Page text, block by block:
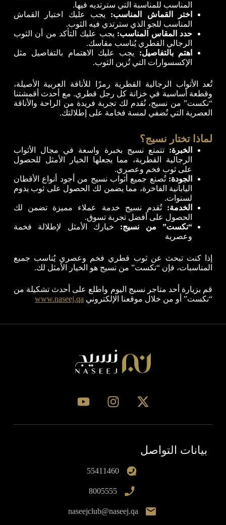
المناسب للمناسبة التي سترتديه فيها.
اختر القماش المناسب: يجب عليك اختيار القماش
المناسب للجو الذي سترتدي فيه الثوب.
حدد المقاس المناسب: يجب عليك التأكد من أن الثوب
الرجالي القطري يُناسب مقاسك.
اهتم بالتفاصيل: يجب عليك الاهتمام بالتفاصيل مثل
الإكسسوارات التي تُزين الثوب.
تُعد الأثواب الرجالية القطرية رمزًا للأناقة العربية الأصيلة،
وقطعة أساسية في خزانة كل رجل قطري. مع أحدث أقمشتنا
“نكست” من نسيج، نُقدم لك تجربة فريدة من الراحة والأناقة
العصرية التي تُضفي لمسة فخامة على إطلالتك.
لماذا تختار نسيج؟
الخبرة: تتمتع نسيج بخبرة واسعة في مجال الأثواب
الرجالية القطرية، مما يجعلها الخيار الأمثل للحصول
على ثوب فخم وعصري.
الجودة: تُصنع جميع أثواب نسيج من أجود أنواع الأقطان
اليابانية الفاخرة، مما يضمن لك الحصول على ثوب يدوم
لسنوات.
الخدمة: تُقدم نسيج خدمة عملاء مميزة تضمن لك
الحصول على أفضل تجربة تسوق.
“نكست” من نسيج: خيارك الأمثل لإطلالة فخمة
وعصرية
إذا كنت تبحث عن ثوب قطري فخم وعصري يُناسب جميع
المناسبات، فإن “نكست” من نسيج هو الخيار الأمثل لك.
قم بزيارة أحد متاجر نسيج اليوم واطلع على أحدث تشكيلة من
“نكست” أو من خلال موقعنا الإلكتروني www.naseej.qa
بيانات التواصل
55411460
8005555
naseejclub@naseej.qa